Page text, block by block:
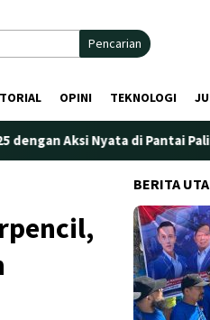
Pencarian
OPINI TEKNOLOGI
di Pantai Palippis:
BERITA